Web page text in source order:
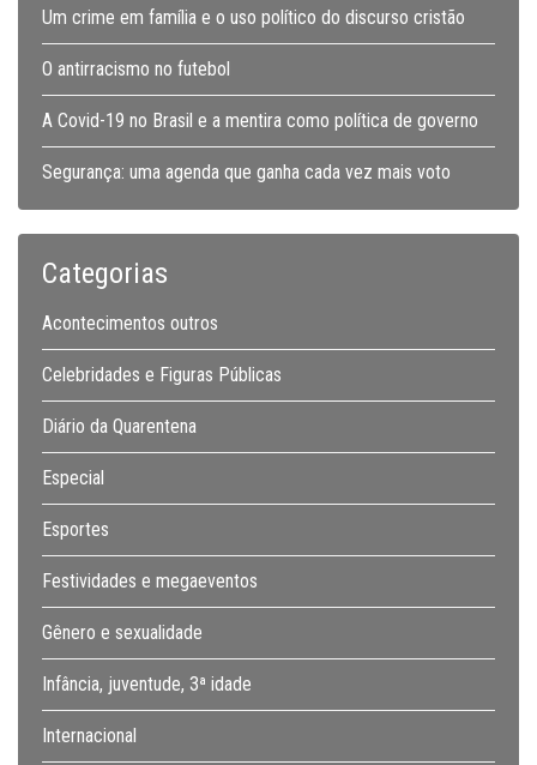
Um crime em família e o uso político do discurso cristão
O antirracismo no futebol
A Covid-19 no Brasil e a mentira como política de governo
Segurança: uma agenda que ganha cada vez mais voto
Categorias
Acontecimentos outros
Celebridades e Figuras Públicas
Diário da Quarentena
Especial
Esportes
Festividades e megaeventos
Gênero e sexualidade
Infância, juventude, 3ª idade
Internacional